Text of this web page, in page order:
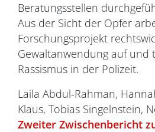
Beratungsstellen
Aus der Sicht der Opfer
Forschungsprojekt
Gewaltanwendung auf und
Rassismus in der Polizeit.
Laila Abdul-Rahman,
Klaus, Tobias Singelnstein,
Zweiter Zwischenbericht